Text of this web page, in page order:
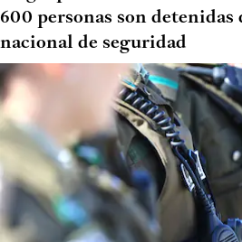
600 personas son
nacional de seguridad